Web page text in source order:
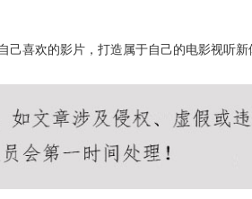
喜欢的影片，打造属于自己的电影视听